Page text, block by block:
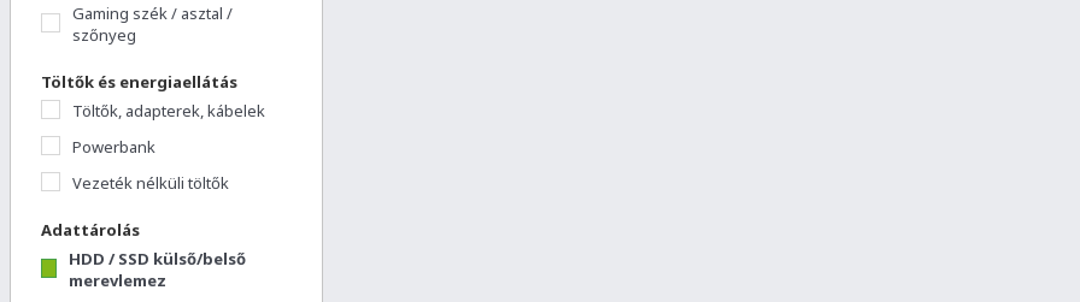
Gaming szék / asztal /
szőnyeg
Töltők és energiaellátás
Töltők, adapterek, kábelek
Powerbank
Vezeték nélküli töltők
Adattárolás
HDD / SSD külső/belső
merevlemez